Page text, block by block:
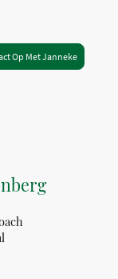
Op Met Janneke